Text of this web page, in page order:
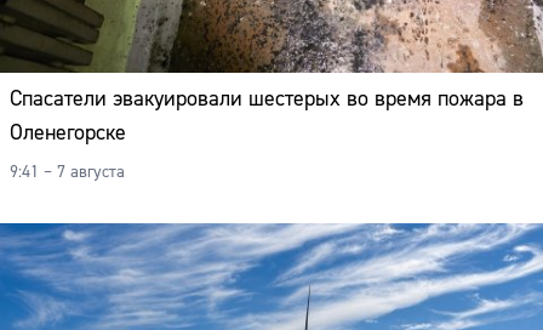
Спасатели эвакуировали шестерых во время пожара в
Оленегорске
9:41 – 7 августа